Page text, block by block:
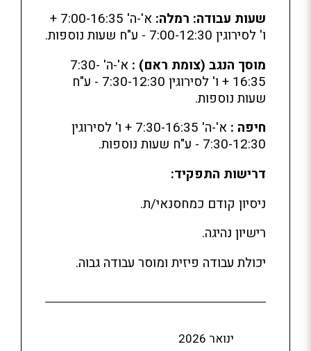
שעות עבודה: רמלה:
א'-ה' 7:00-16:35 +
ו' לסירוגין 7:00-12:30 - ע"ח שעות נוספות.
מוסך הנגב (צומת ראם) :
א'-ה' 7:30-
16:35 + ו' לסירוגין 7:30-12:30 - ע"ח
שעות נוספות.
חיפה :
א'-ה' 7:30-16:35 + ו' לסירוגין
7:30-12:30 - ע"ח שעות נוספות.
דרישות התפקיד:
ניסיון קודם כמחסנאי/ת.
רישיון נהיגה.
יכולת עבודה פיזית ומוסר עבודה גבוה.
ינואר 2026